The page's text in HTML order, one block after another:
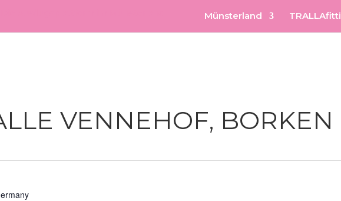
Münsterland TRALLAfitti
VENNEHOF, BORKEN